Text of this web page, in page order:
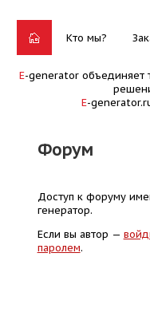
Кто мы?
E-generator объединяет
E-
Форум
Доступ к форуму
генератор.
Если вы автор —
паролем.